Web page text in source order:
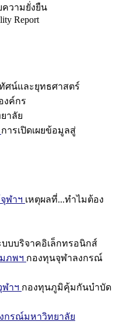
ความยั่งยืน
Report
ศน์และยุทธศาสตร์
งค์กร
าลัย
การเปิดเผยข้อมูลสู่
ฬาฯ เหตุผลที่...ทำไมต้อง
บบบริจาคอิเล็กทรอนิกส์
ภพฯ กองทุนจุฬาลงกรณ์
าฯ กองทุนภูมิคุ้มกันบำบัด
กรณ์มหาวิทยาลัย